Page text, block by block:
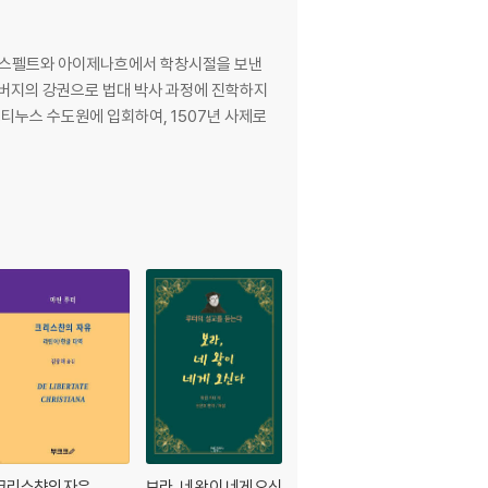
펠트와 아이제나흐에서 학창시절을 보낸
의 강권으로 법대 박사 과정에 진학하지
누스 수도원에 입회하여, 1507년 사제로